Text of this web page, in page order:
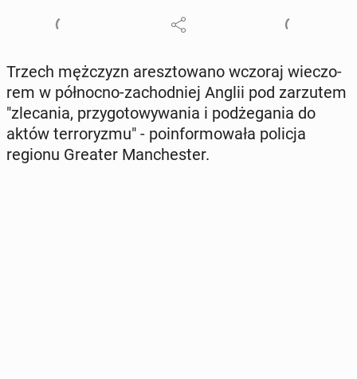
Trzech męż­czyzn aresz­to­wa­no wczoraj wie­czo­
rem w pół­noc­no-za­chod­niej Anglii pod za­rzu­tem
"zle­ca­nia, przy­go­to­wy­wa­nia i pod­że­ga­nia do
aktów ter­ro­ry­zmu" - po­in­for­mo­wa­ła policja
regionu Greater Man­che­ster.